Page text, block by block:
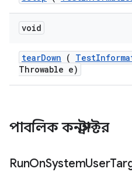
void
tearDown ( Test
Throwable e)
পাবলিক কনস্ট্রাক্টর
RunOnSystemUser